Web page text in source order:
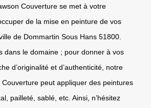
Couverture se met à votre
de la mise en peinture de vos
de Dommartin Sous Hans 51800.
dans le domaine ; pour donner à vos
d’originalité et d’authenticité, notre
peut appliquer des peintures
pailleté, sablé, etc. Ainsi, n’hésitez